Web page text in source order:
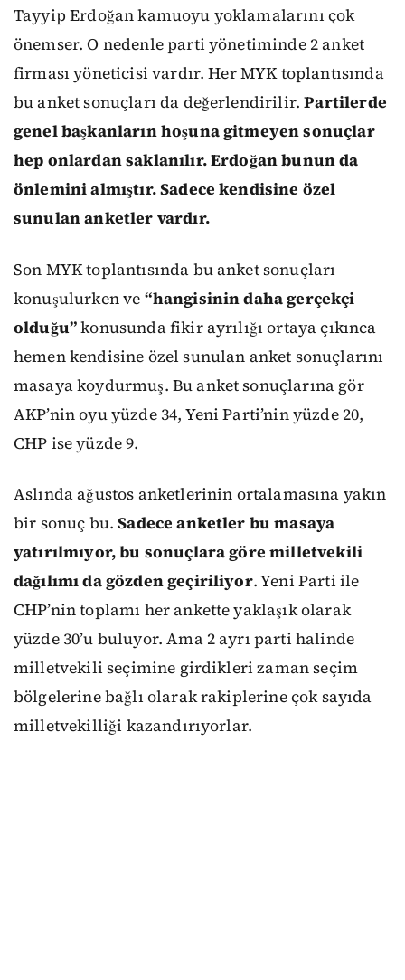
Tayyip Erdoğan kamuoyu yoklamalarını çok
önemser. O nedenle parti yönetiminde 2 anket
firması yöneticisi vardır. Her MYK toplantısında
bu anket sonuçları da değerlendirilir.Partilerde
genel başkanların hoşuna gitmeyen sonuçlar
hep onlardan saklanılır. Erdoğan bunun da
önlemini almıştır. Sadece kendisine özel
sunulan anketler vardır.
Son MYK toplantısında bu anket sonuçları
konuşulurken ve “hangisinin daha gerçekçi
olduğu”konusunda fikir ayrılığı ortaya çıkınca
hemen kendisine özel sunulan anket sonuçlarını
masaya koydurmuş. Bu anket sonuçlarına gör
AKP’nin oyu yüzde 34, Yeni Parti’nin yüzde 20,
CHP ise yüzde 9.
Aslında ağustos anketlerinin ortalamasına yakın
bir sonuç bu.Sadece anketler bu masaya
yatırılmıyor, bu sonuçlara göre milletvekili
dağılımı da gözden geçiriliyor. Yeni Parti ile
CHP’nin toplamı her ankette yaklaşık olarak
yüzde 30’u buluyor. Ama 2 ayrı parti halinde
milletvekili seçimine girdikleri zaman seçim
bölgelerine bağlı olarak rakiplerine çok sayıda
milletvekilliği kazandırıyorlar.